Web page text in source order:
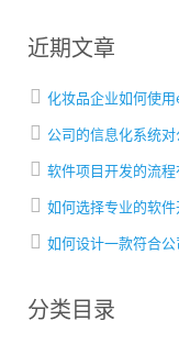
近期文章
化妆品企业如何使
公司的信息化系统
软件项目开发的流
如何选择专业的软
如何设计一款符合
分类目录